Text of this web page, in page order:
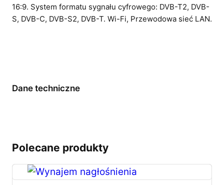
16:9. System formatu sygnału cyfrowego: DVB-T2, DVB-
S, DVB-C, DVB-S2, DVB-T. Wi-Fi, Przewodowa sieć LAN.
Dane techniczne
Polecane produkty